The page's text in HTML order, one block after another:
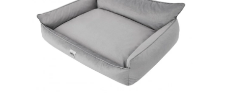
hvězdiček.